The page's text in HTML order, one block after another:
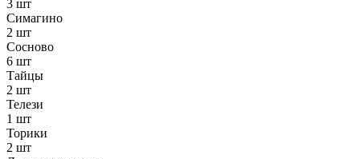
3 шт
Симагино
2 шт
Сосново
6 шт
Тайцы
2 шт
Телези
1 шт
Торики
2 шт